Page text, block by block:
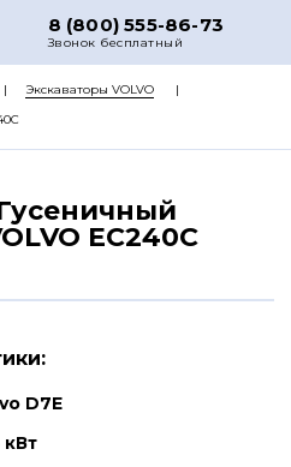
8 (800) 555-86-73
Звонок бесплатный
О НАС
ЗАПЧАСТЕЙ
Экскаваторы VOLVO
EC240C
D7E
кВт